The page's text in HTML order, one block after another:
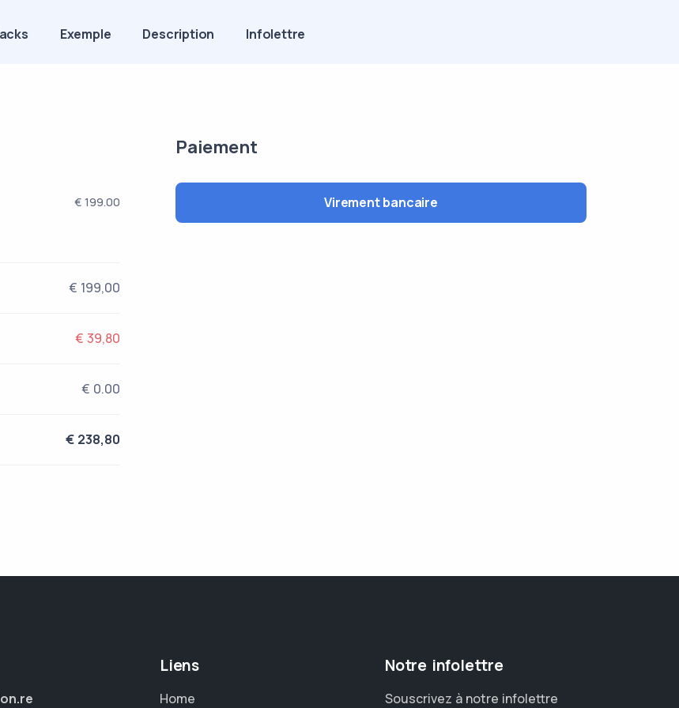
Exemple Description Infolettre
€ 199.00
€ 199,00
€ 39,80
€ 0.00
€ 238,80
Paiement
Virement bancaire
Liens
Home
Notre infolettre
Souscrivez à notre infolettre